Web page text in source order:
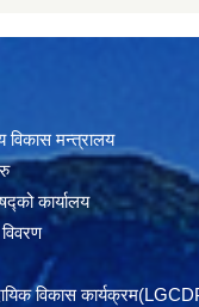
विकास मन्त्रालय
कार्यालय
विकास